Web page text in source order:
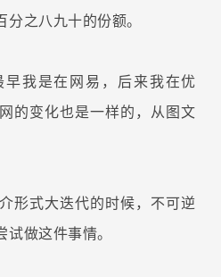
之八九十的份额。
我是在网易，后来我在优
的变化也是一样的，从图文
形式大迭代的时候，不可逆
做这件事情。